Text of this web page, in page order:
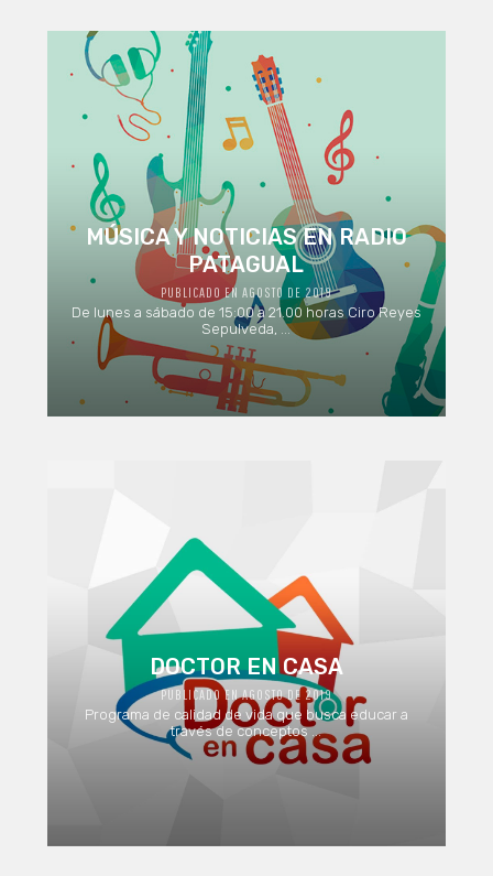
MÚSICA Y NOTICIAS EN RADIO
PATAGUAL
PUBLICADO EN AGOSTO DE 2019
De lunes a sábado de 15:00 a 21.00 horas Ciro Reyes
Sepulveda, ...
DOCTOR EN CASA
PUBLICADO EN AGOSTO DE 2019
Programa de calidad de vida que busca educar a
través de conceptos ...